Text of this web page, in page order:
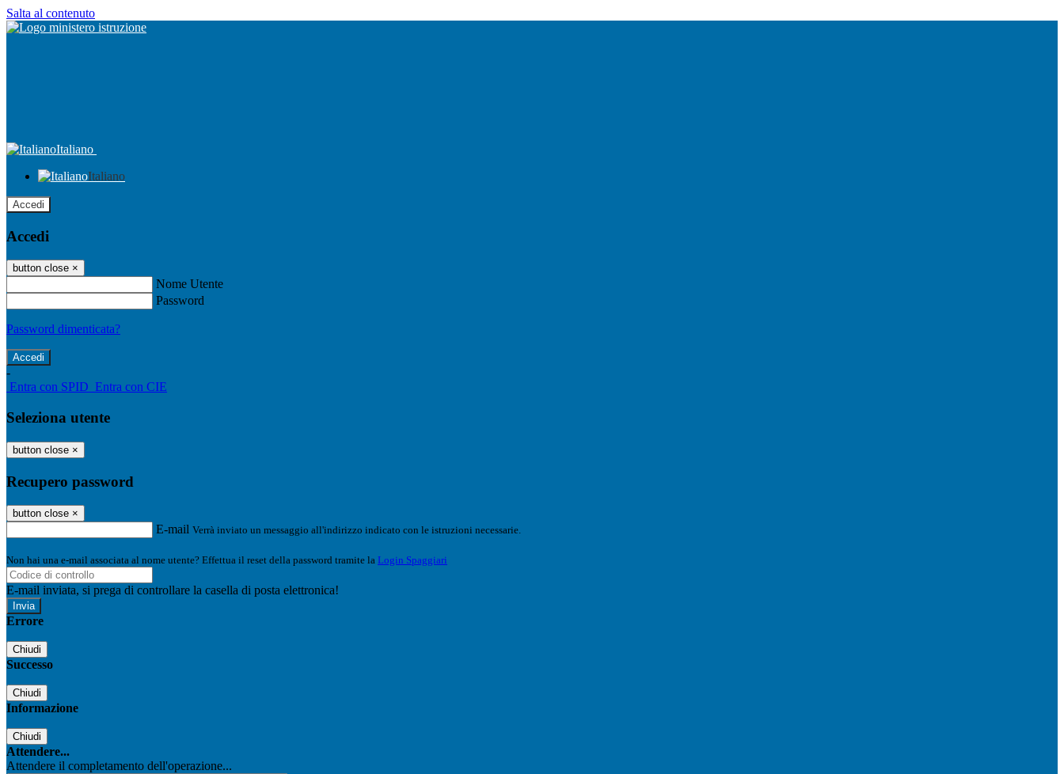
Salta al contenuto
Italiano
Italiano
Accedi
Accedi
button close ×
Nome Utente
Password
Password dimenticata?
-
Entra con SPID Entra con CIE
Seleziona utente
button close ×
Recupero password
button close ×
E-mail Verrà inviato un messaggio all'indirizzo indicato con le istruzioni necessarie.
Non hai una e-mail associata al nome utente? Effettua il reset della password tramite la Login Spaggiari
E-mail inviata, si prega di controllare la casella di posta elettronica!
Errore
Chiudi
Successo
Chiudi
Informazione
Chiudi
Attendere...
Attendere il completamento dell'operazione...